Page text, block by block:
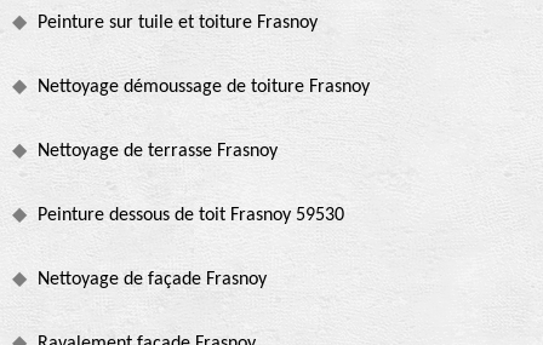
Peinture sur tuile et toiture Frasnoy
Nettoyage démoussage de toiture Frasnoy
Nettoyage de terrasse Frasnoy
Peinture dessous de toit Frasnoy 59530
Nettoyage de façade Frasnoy